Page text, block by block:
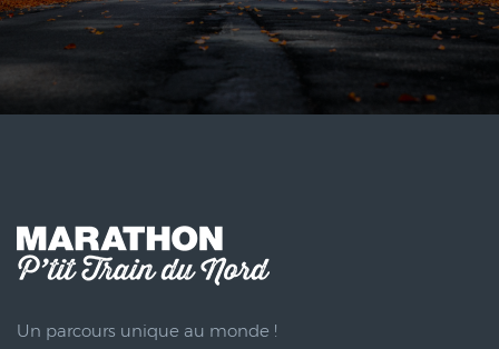
Un parcours unique au monde !